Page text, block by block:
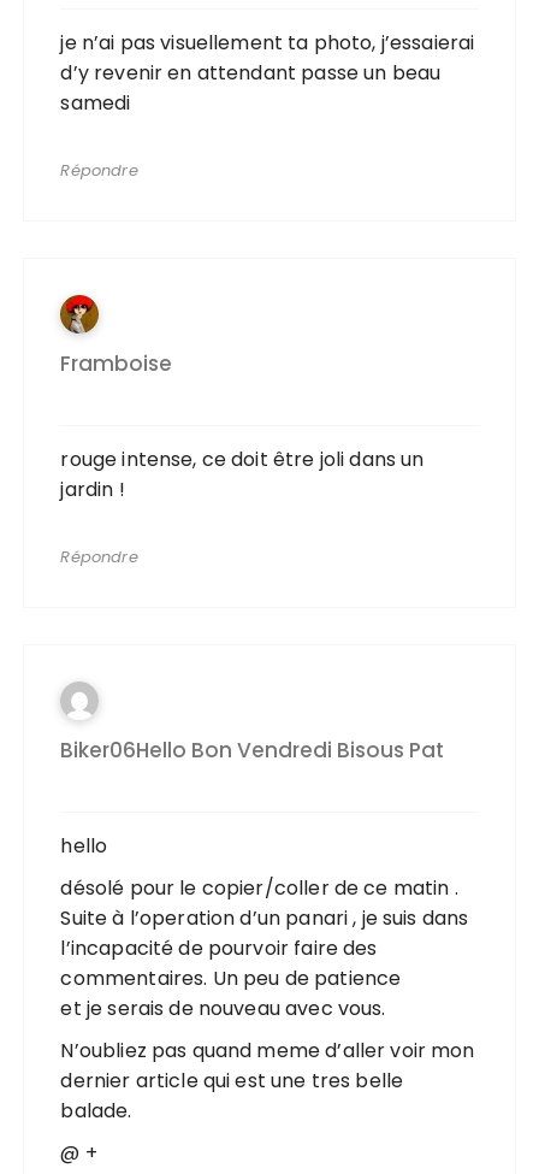
je n’ai pas visuellement ta photo, j’essaierai
d’y revenir en attendant passe un beau
samedi
Répondre
Framboise
rouge intense, ce doit être joli dans un
jardin !
Répondre
Biker06Hello Bon Vendredi Bisous Pat
hello
désolé pour le copier/coller de ce matin .
Suite à l’operation d’un panari , je suis dans
l’incapacité de pourvoir faire des
commentaires. Un peu de patience
et je serais de nouveau avec vous.
N’oubliez pas quand meme d’aller voir mon
dernier article qui est une tres belle
balade.
@ +